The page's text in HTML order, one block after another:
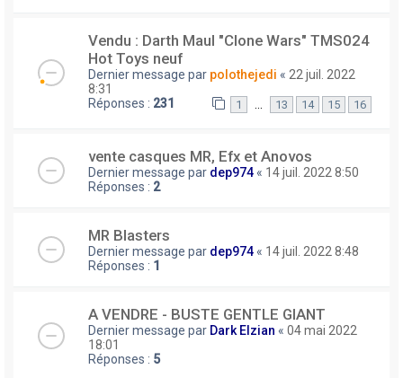
Vendu : Darth Maul "Clone Wars" TMS024
Hot Toys neuf
Dernier message par polothejedi « 22 juil. 2022
8:31
Réponses : 231 1 13 14 15 16
vente casques MR, Efx et Anovos
Dernier message par dep974 « 14 juil. 2022 8:50
Réponses : 2
MR Blasters
Dernier message par dep974 « 14 juil. 2022 8:48
Réponses : 1
A VENDRE - BUSTE GENTLE GIANT
Dernier message par Dark Elzian « 04 mai 2022
18:01
Réponses : 5